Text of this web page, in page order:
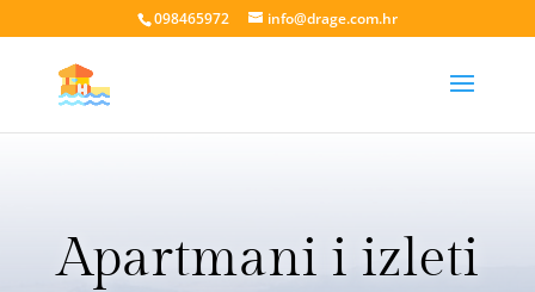
098465972 info@drage.com.hr
Apartmani i izleti